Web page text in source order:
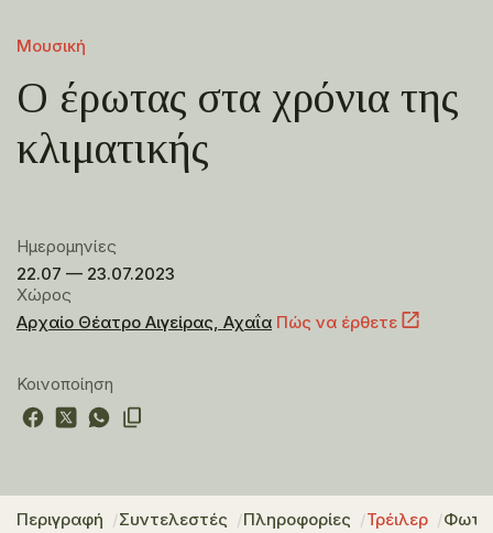
Μουσική
Ο έρωτας στα χρόνια της
κλιματικής
Ημερομηνίες
22.07 — 23.07.2023
Χώρος
Αρχαίο Θέατρο Αιγείρας, Αχαΐα Πώς να έρθετε
Κοινοποίηση
Περιγραφή Συντελεστές Πληροφορίες Τρέιλερ